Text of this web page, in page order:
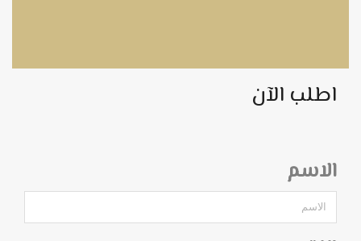
اطلب الآن
الاسم